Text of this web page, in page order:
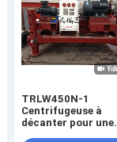
TRLW450N-1
Centrifugeuse à
décanter pour une